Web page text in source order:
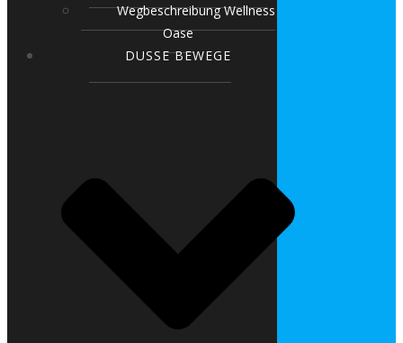
Wegbeschreibung Wellness
Oase
DUSSE BEWEGE